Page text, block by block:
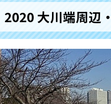
2020 大川端周辺